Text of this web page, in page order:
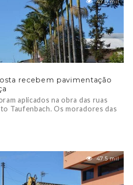
47.0 mil
recebem pavimentação
aplicados na obra das ruas
Taufenbach. Os moradores das
47.5 mil